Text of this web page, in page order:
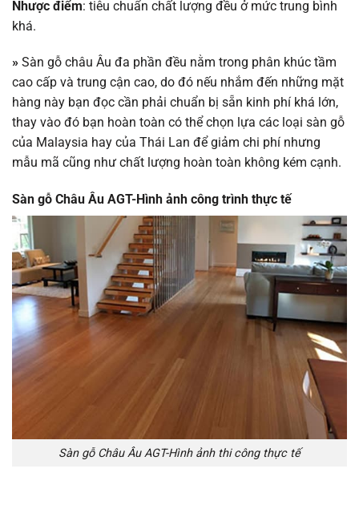
Nhược điểm: tiêu chuẩn chất lượng đều ở mức trung bình
khá.
» Sàn gỗ châu Âu đa phần đều nằm trong phân khúc tầm
cao cấp và trung cận cao, do đó nếu nhắm đến những mặt
hàng này bạn đọc cần phải chuẩn bị sẵn kinh phí khá lớn,
thay vào đó bạn hoàn toàn có thể chọn lựa các loại sàn gỗ
của Malaysia hay của Thái Lan để giảm chi phí nhưng
mẫu mã cũng như chất lượng hoàn toàn không kém cạnh.
Sàn gỗ Châu Âu AGT-Hình ảnh công trình thực tế
Sàn gỗ Châu Âu AGT-Hình ảnh thi công thực tế